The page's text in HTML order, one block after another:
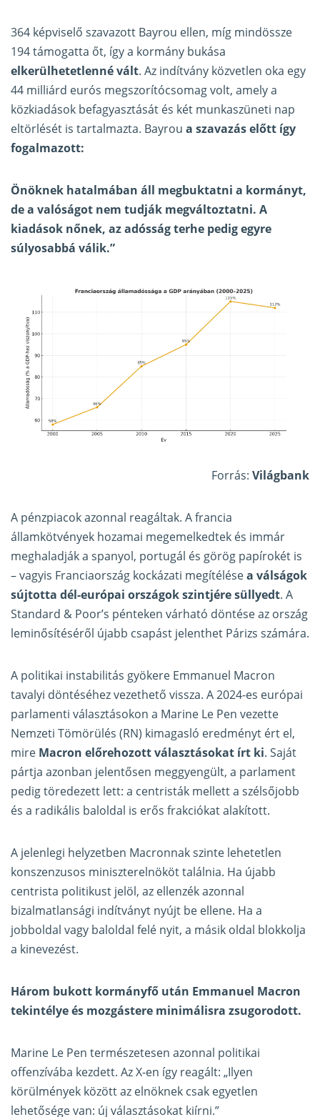
364 képviselő szavazott Bayrou ellen, míg mindössze
194 támogatta őt, így a kormány bukása
elkerülhetetlenné vált. Az indítvány közvetlen oka egy
44 milliárd eurós megszorítócsomag volt, amely a
közkiadások befagyasztását és két munkaszüneti nap
eltörlését is tartalmazta. Bayrou a szavazás előtt így
fogalmazott:
Önöknek hatalmában áll megbuktatni a kormányt,
de a valóságot nem tudják megváltoztatni. A
kiadások nőnek, az adósság terhe pedig egyre
súlyosabbá válik.”
Forrás: Világbank
A pénzpiacok azonnal reagáltak. A francia
államkötvények hozamai megemelkedtek és immár
meghaladják a spanyol, portugál és görög papírokét is
– vagyis Franciaország kockázati megítélésea válságok
sújtotta dél-európai országok szintjére süllyedt. A
Standard & Poor’s pénteken várható döntése az ország
leminősítéséről újabb csapást jelenthet Párizs számára.
A politikai instabilitás gyökere Emmanuel Macron
tavalyi döntéséhez vezethető vissza. A 2024-es európai
parlamenti választásokon a Marine Le Pen vezette
Nemzeti Tömörülés (RN) kimagasló eredményt ért el,
mire Macron előrehozott választásokat írt ki. Saját
pártja azonban jelentősen meggyengült, a parlament
pedig töredezett lett: a centristák mellett a szélsőjobb
és a radikális baloldal is erős frakciókat alakított.
A jelenlegi helyzetben Macronnak szinte lehetetlen
konszenzusos miniszterelnököt találnia. Ha újabb
centrista politikust jelöl, az ellenzék azonnal
bizalmatlansági indítványt nyújt be ellene. Ha a
jobboldal vagy baloldal felé nyit, a másik oldal blokkolja
a kinevezést.
Három bukott kormányfő után Emmanuel Macron
tekintélye és mozgástere minimálisra zsugorodott.
Marine Le Pen természetesen azonnal politikai
offenzívába kezdett. Az X-en így reagált: „Ilyen
körülmények között az elnöknek csak egyetlen
lehetősége van: új választásokat kiírni.”